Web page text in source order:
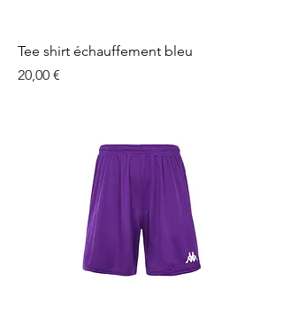
Tee shirt échauffement bleu
Prix
20,00 €